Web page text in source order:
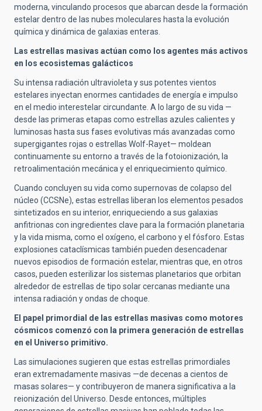
moderna, vinculando procesos que abarcan desde la formación
estelar dentro de las nubes moleculares hasta la evolución
química y dinámica de galaxias enteras.
Las estrellas masivas actúan como los agentes más activos
en los ecosistemas galácticos
Su intensa radiación ultravioleta y sus potentes vientos
estelares inyectan enormes cantidades de energía e impulso
en el medio interestelar circundante. A lo largo de su vida —
desde las primeras etapas como estrellas azules calientes y
luminosas hasta sus fases evolutivas más avanzadas como
supergigantes rojas o estrellas Wolf-Rayet— moldean
continuamente su entorno a través de la fotoionización, la
retroalimentación mecánica y el enriquecimiento químico.
Cuando concluyen su vida como supernovas de colapso del
núcleo (CCSNe), estas estrellas liberan los elementos pesados
sintetizados en su interior, enriqueciendo a sus galaxias
anfitrionas con ingredientes clave para la formación planetaria
y la vida misma, como el oxígeno, el carbono y el fósforo. Estas
explosiones cataclísmicas también pueden desencadenar
nuevos episodios de formación estelar, mientras que, en otros
casos, pueden esterilizar los sistemas planetarios que orbitan
alrededor de estrellas de tipo solar cercanas mediante una
intensa radiación y ondas de choque.
El papel primordial de las estrellas masivas como motores
cósmicos comenzó con la primera generación de estrellas
en el Universo primitivo.
Las simulaciones sugieren que estas estrellas primordiales
eran extremadamente masivas —de decenas a cientos de
masas solares— y contribuyeron de manera significativa a la
reionización del Universo. Desde entonces, múltiples